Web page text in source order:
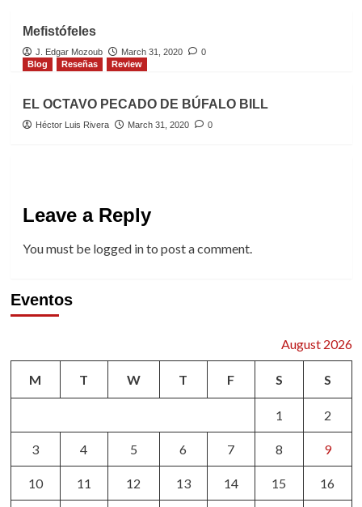
Mefistófeles
J. Edgar Mozoub March 31, 2020
0
Blog
Reseñas Review
EL OCTAVO PECADO DE BÚFALO BILL
Héctor Luis Rivera March 31, 2020 0
Leave a Reply
You must be logged into post a comment.
Eventos
August 2026
M T W T F S S
1 2
3 4 5 6 7 8 9
10 11 12 13 14 15 16